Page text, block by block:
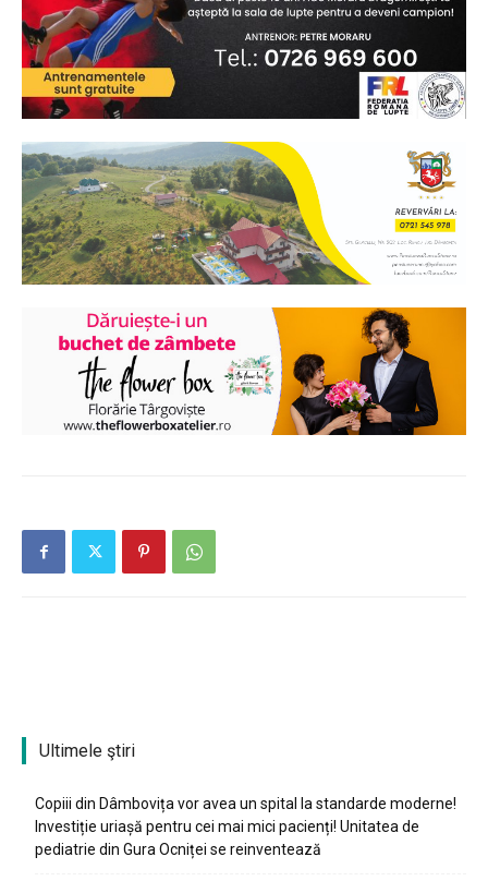
Ultimele ştiri
Copiii din Dâmbovița vor avea un spital la standarde moderne!
Investiție uriașă pentru cei mai mici pacienți! Unitatea de
pediatrie din Gura Ocniței se reinventează